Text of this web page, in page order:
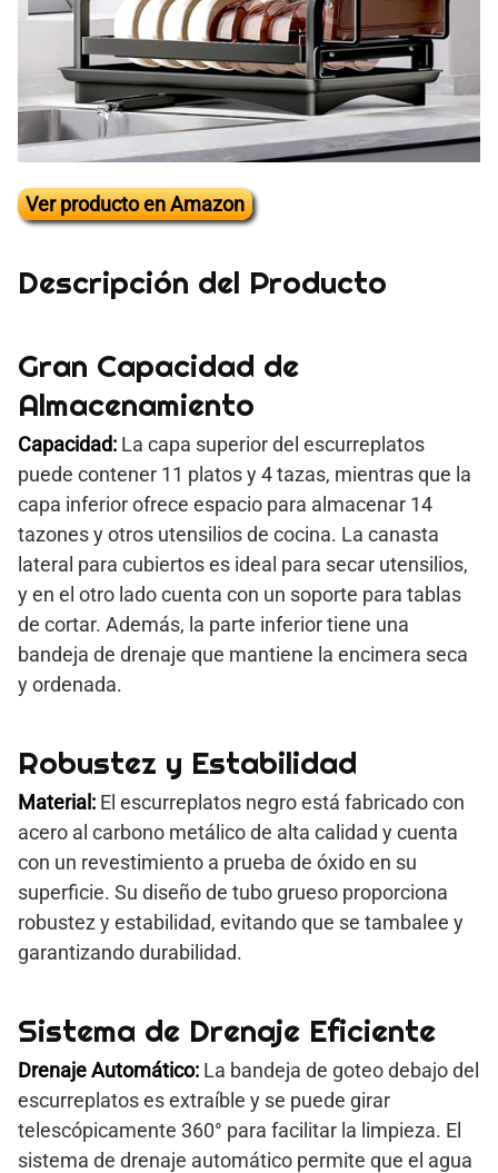
Ver producto en Amazon
Descripción del Producto
Gran Capacidad de
Almacenamiento
Capacidad: La capa superior del escurreplatos
puede contener 11 platos y 4 tazas, mientras que la
capa inferior ofrece espacio para almacenar 14
tazones y otros utensilios de cocina. La canasta
lateral para cubiertos es ideal para secar utensilios,
y en el otro lado cuenta con un soporte para tablas
de cortar. Además, la parte inferior tiene una
bandeja de drenaje que mantiene la encimera seca
y ordenada.
Robustez y Estabilidad
Material: El escurreplatos negro está fabricado con
acero al carbono metálico de alta calidad y cuenta
con un revestimiento a prueba de óxido en su
superficie. Su diseño de tubo grueso proporciona
robustez y estabilidad, evitando que se tambalee y
garantizando durabilidad.
Sistema de Drenaje Eficiente
Drenaje Automático: La bandeja de goteo debajo del
escurreplatos es extraíble y se puede girar
telescópicamente 360° para facilitar la limpieza. El
sistema de drenaje automático permite que el agua